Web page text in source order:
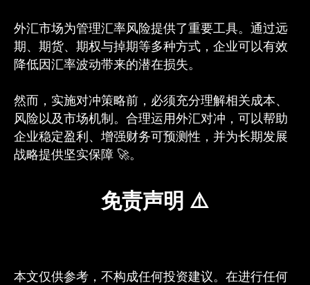
外汇市场为管理汇率风险提供了重要工具。通过远
期、期货、期权与掉期等多种方式，企业可以有效
降低因汇率波动带来的潜在损失。
然而，实施对冲策略前，必须充分理解相关成本、
风险以及市场机制。合理运用外汇对冲，可以帮助
企业稳定盈利、增强财务可预测性，并为长期发展
战略提供坚实保障 🚀。
免责声明 ⚠️
本文仅供参考，不构成任何投资建议。在进行任何